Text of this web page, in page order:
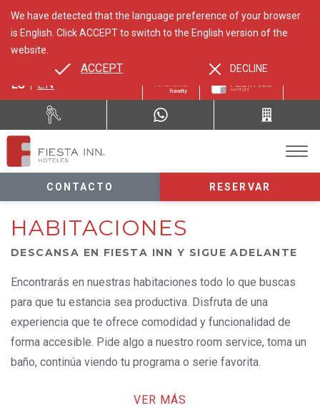
ES EN
CONTACTO RESERVAR
We have detected that the language preference of your browser
is English. Click ACCEPT to switch to the English version of the
website.
ACCEPT DECLINE
HABITACIONES
DESCANSA EN FIESTA INN Y SIGUE ADELANTE
Encontrarás en nuestras habitaciones todo lo que buscas
para que tu estancia sea productiva. Disfruta de una
experiencia que te ofrece comodidad y funcionalidad de
forma accesible. Pide algo a nuestro room service, toma un
baño, continúa viendo tu programa o serie favorita.
VER MÁS